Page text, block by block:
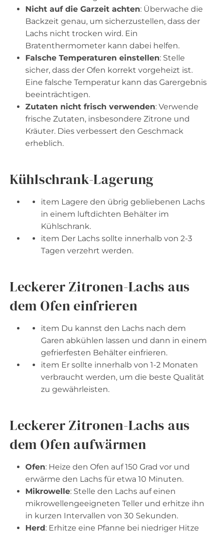
Nicht auf die Garzeit achten: Überwache die
Backzeit genau, um sicherzustellen, dass der
Lachs nicht trocken wird. Ein
Bratenthermometer kann dabei helfen.
Falsche Temperaturen einstellen: Stelle
sicher, dass der Ofen korrekt vorgeheizt ist.
Eine falsche Temperatur kann das Garergebnis
beeinträchtigen.
Zutaten nicht frisch verwenden: Verwende
frische Zutaten, insbesondere Zitrone und
Kräuter. Dies verbessert den Geschmack
erheblich.
Kühlschrank-Lagerung
item Lagere den übrig gebliebenen Lachs
in einem luftdichten Behälter im
Kühlschrank.
item Der Lachs sollte innerhalb von 2-3
Tagen verzehrt werden.
Leckerer Zitronen-Lachs aus
dem Ofen einfrieren
item Du kannst den Lachs nach dem
Garen abkühlen lassen und dann in einem
gefrierfesten Behälter einfrieren.
item Er sollte innerhalb von 1-2 Monaten
verbraucht werden, um die beste Qualität
zu gewährleisten.
Leckerer Zitronen-Lachs aus
dem Ofen aufwärmen
Ofen: Heize den Ofen auf 150 Grad vor und
erwärme den Lachs für etwa 10 Minuten.
Mikrowelle: Stelle den Lachs auf einen
mikrowellengeeigneten Teller und erhitze ihn
in kurzen Intervallen von 30 Sekunden.
Herd: Erhitze eine Pfanne bei niedriger Hitze